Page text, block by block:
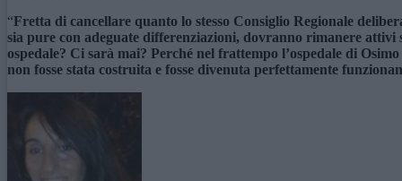
“Fretta di cancellare quanto lo stesso Consiglio Regionale
sia pure con adeguate differenziazioni, dovranno rimanere
ospedale? Ci sarà mai? Perché nel frattempo l’ospedale di
non fosse stata costruita e fosse divenuta perfettamente